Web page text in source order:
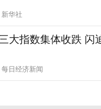
新华社
大指数集体收跌 闪
每日经济新闻